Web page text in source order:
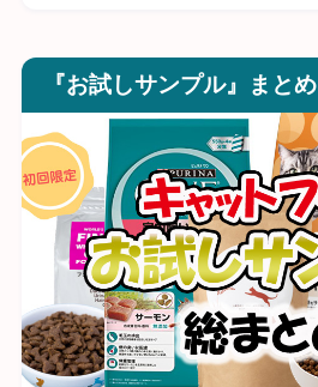
『お試しサンプル』まとめ